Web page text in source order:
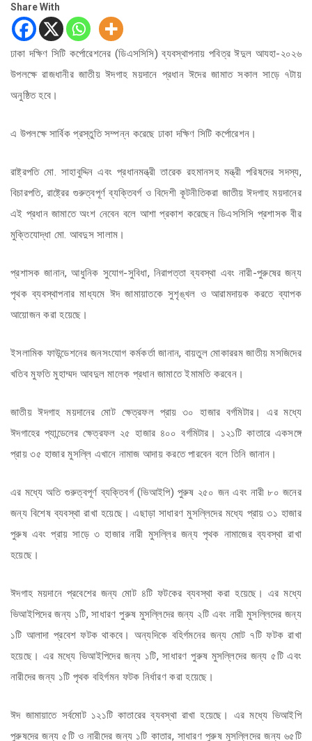
Share With
ঢাকা দক্ষিণ সিটি কর্পোরেশনের (ডিএসসিসি) ব্যবস্থাপনায় পবিত্র ঈদুল আযহা-২০২৬
উপলক্ষে রাজধানীর জাতীয় ঈদগাহ ময়দানে প্রধান ঈদের জামাত সকাল সাড়ে ৭টায়
অনুষ্ঠিত হবে।
এ উপলক্ষে সার্বিক প্রস্তুতি সম্পন্ন করেছে ঢাকা দক্ষিণ সিটি কর্পোরেশন।
রাষ্ট্রপতি মো. সাহাবুদ্দিন এবং প্রধানমন্ত্রী তারেক রহমানসহ মন্ত্রী পরিষদের সদস্য,
বিচারপতি, রাষ্ট্রের গুরুত্বপূর্ণ ব্যক্তিবর্গ ও বিদেশী কূটনীতিকরা জাতীয় ঈদগাহ ময়দানের
এই প্রধান জামাতে অংশ নেবেন বলে আশা প্রকাশ করেছেন ডিএসসিসি প্রশাসক বীর
মুক্তিযোদ্ধা মো. আবদুস সালাম।
প্রশাসক জানান, আধুনিক সুযোগ-সুবিধা, নিরাপত্তা ব্যবস্থা এবং নারী-পুরুষের জন্য
পৃথক ব্যবস্থাপনার মাধ্যমে ঈদ জামায়াতকে সুশৃঙ্খল ও আরামদায়ক করতে ব্যাপক
আয়োজন করা হয়েছে।
ইসলামিক ফাউন্ডেশনের জনসংযোগ কর্মকর্তা জানান, বায়তুল মোকাররম জাতীয় মসজিদের
খতিব মুফতি মুহাম্মদ আবদুল মালেক প্রধান জামাতে ইমামতি করবেন।
জাতীয় ঈদগাহ ময়দানের মোট ক্ষেত্রফল প্রায় ৩০ হাজার বর্গমিটার। এর মধ্যে
ঈদগাহের প্যান্ডেলের ক্ষেত্রফল ২৫ হাজার ৪০০ বর্গমিটার। ১২১টি কাতারে একসঙ্গে
প্রায় ৩৫ হাজার মুসল্লি এখানে নামাজ আদায় করতে পারবেন বলে তিনি জানান।
এর মধ্যে অতি গুরুত্বপূর্ণ ব্যক্তিবর্গ (ভিআইপি) পুরুষ ২৫০ জন এবং নারী ৮০ জনের
জন্য বিশেষ ব্যবস্থা রাখা হয়েছে। এছাড়া সাধারণ মুসল্লিদের মধ্যে প্রায় ৩১ হাজার
পুরুষ এবং প্রায় সাড়ে ৩ হাজার নারী মুসল্লির জন্য পৃথক নামাজের ব্যবস্থা রাখা
হয়েছে।
ঈদগাহ ময়দানে প্রবেশের জন্য মোট ৪টি ফটকের ব্যবস্থা করা হয়েছে। এর মধ্যে
ভিআইপিদের জন্য ১টি, সাধারণ পুরুষ মুসল্লিদের জন্য ২টি এবং নারী মুসল্লিদের জন্য
১টি আলাদা প্রবেশ ফটক থাকবে। অন্যদিকে বহির্গমনের জন্য মোট ৭টি ফটক রাখা
হয়েছে। এর মধ্যে ভিআইপিদের জন্য ১টি, সাধারণ পুরুষ মুসল্লিদের জন্য ৫টি এবং
নারীদের জন্য ১টি পৃথক বহির্গমন ফটক নির্ধারণ করা হয়েছে।
ঈদ জামায়াতে সর্বমোট ১২১টি কাতারের ব্যবস্থা রাখা হয়েছে। এর মধ্যে ভিআইপি
পুরুষদের জন্য ৫টি ও নারীদের জন্য ১টি কাতার, সাধারণ পুরুষ মুসল্লিদের জন্য ৬৫টি